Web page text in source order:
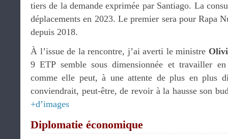
tiers de la demande exprimée par Santiago. La
déplacements en 2023. Le premier sera pour Rapa
depuis 2018.
À l’issue de la rencontre, j’ai averti le ministre
9 ETP semble sous dimensionnée et travailler
comme elle peut, à une attente de plus en plus
conviendrait, peut-être, de revoir à la hausse son
+d’images
Diplomatie économique